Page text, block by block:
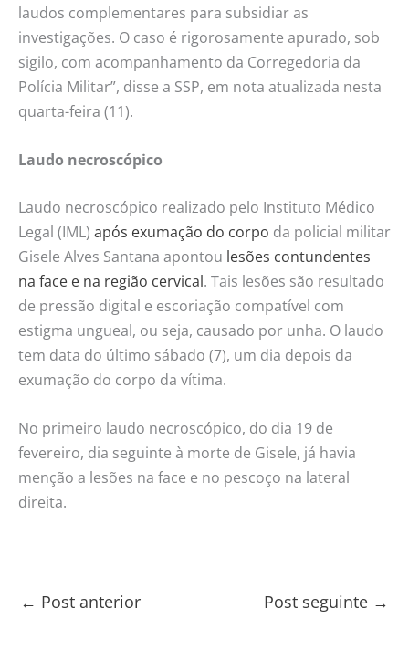
laudos complementares para subsidiar as
investigações. O caso é rigorosamente apurado, sob
sigilo, com acompanhamento da Corregedoria da
Polícia Militar”, disse a SSP, em nota atualizada nesta
quarta-feira (11).
Laudo necroscópico
Laudo necroscópico realizado pelo Instituto Médico
Legal (IML) após exumação do corpo da policial militar
Gisele Alves Santana apontou lesões contundentes
na face e na região cervical. Tais lesões são resultado
de pressão digital e escoriação compatível com
estigma ungueal, ou seja, causado por unha. O laudo
tem data do último sábado (7), um dia depois da
exumação do corpo da vítima.
No primeiro laudo necroscópico, do dia 19 de
fevereiro, dia seguinte à morte de Gisele, já havia
menção a lesões na face e no pescoço na lateral
direita.
← Post anterior Post seguinte →